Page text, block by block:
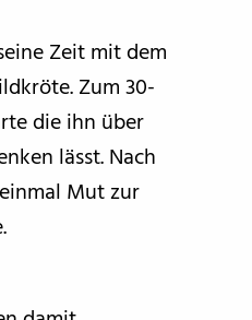
Zeit mit dem
Zum 30-
die ihn über
lässt. Nach
Mut zur